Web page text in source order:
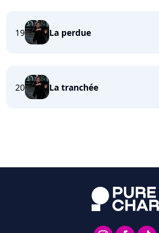
19 La perdue
20 La tranchée